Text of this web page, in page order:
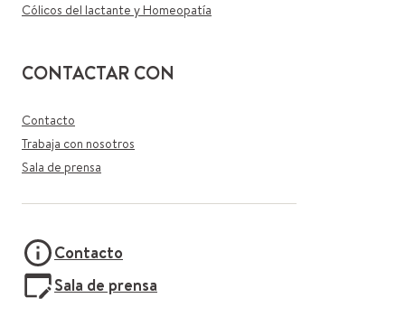
Cólicos del lactante y Homeopatía
CONTACTAR CON
Contacto
Trabaja con nosotros
Sala de prensa
Contacto
Sala de prensa